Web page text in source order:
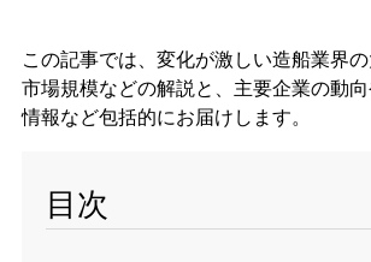
この記事では、変化が激しい造船業界
市場規模などの解説と、主要企業の動
情報など包括的にお届けします。
目次